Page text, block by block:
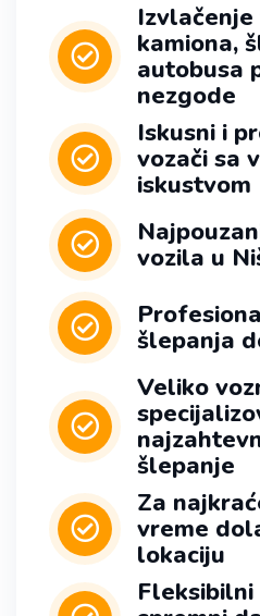
kamiona,
autobusa
nezgode
Iskusni i
vozači sa
iskustvom
vozila u
šlepanja
Veliko
šlepanje
Za
vreme
lokaciju